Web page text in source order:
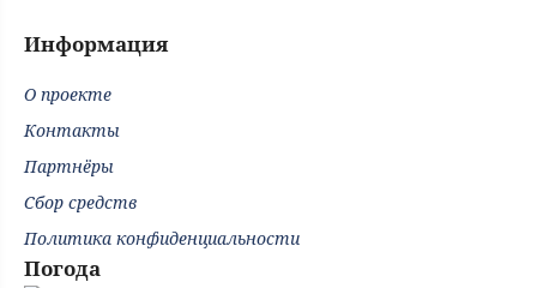
Информация
О проекте
Контакты
Партнёры
Сбор средств
Политика конфиденциальности
Погода